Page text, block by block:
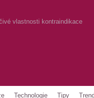
vlastnosti kontraindikace
Technologie Tipy